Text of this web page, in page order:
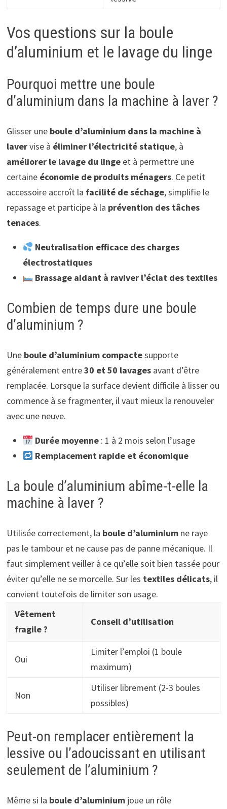
Vos questions sur la boule
d’aluminium et le lavage du linge
Pourquoi mettre une boule
d’aluminium dans la machine à laver ?
Glisser une boule d’aluminium dans la machine à
lavervise à éliminer l’électricité statique, à
améliorer le lavage du lingeet à permettre une
certaine économie de produits ménagers. Ce petit
accessoire accroît la facilité de séchage, simplifie le
repassage et participe à la prévention des tâches
tenaces.
Neutralisation efficace des charges
électrostatiques
Brassage aidant à raviver l’éclat des textiles
Combien de temps dure une boule
d’aluminium ?
Une boule d’aluminium compactesupporte
généralement entre30 et 50 lavagesavant d’être
remplacée. Lorsque la surface devient difficile à lisser ou
commence à se fragmenter, il vaut mieux la renouveler
avec une neuve.
Durée moyenne : 1 à 2 mois selon l’usage
Remplacement rapide et économique
La boule d’aluminium abîme-t-elle la
machine à laver ?
Utilisée correctement, la boule d’aluminiumne raye
pas le tambour et ne cause pas de panne mécanique. Il
faut simplement veiller à ce qu’elle soit bien tassée pour
éviter qu’elle ne se morcelle. Sur les textiles délicats, il
convient toutefois de limiter son usage.
Vêtement
fragile ?
Conseil d’utilisation
Oui
Limiter l’emploi (1 boule
maximum)
Non
Utiliser librement (2-3 boules
possibles)
Peut-on remplacer entièrement la
lessive ou l’adoucissant en utilisant
seulement de l’aluminium ?
Même si la boule d’aluminiumjoue un rôle